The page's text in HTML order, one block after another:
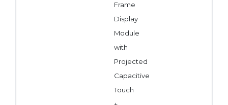
Frame
Display
Module
with
Projected
Capacitive
Touch